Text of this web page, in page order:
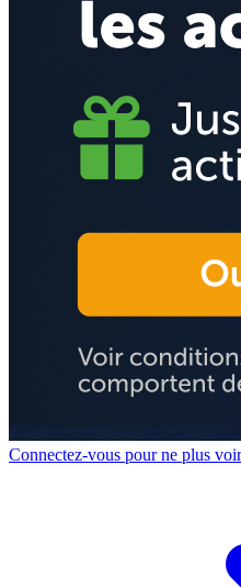
Connectez-vous pour ne plus